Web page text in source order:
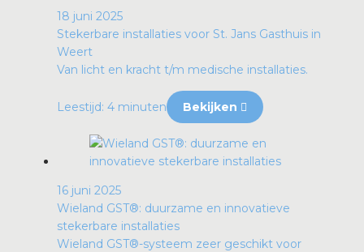
18 juni 2025
Stekerbare installaties voor St. Jans Gasthuis in
Weert
Van licht en kracht t/m medische installaties.
Leestijd: 4 minuten Bekijken
16 juni 2025
Wieland GST®: duurzame en innovatieve
stekerbare installaties
Wieland GST®-systeem zeer geschikt voor